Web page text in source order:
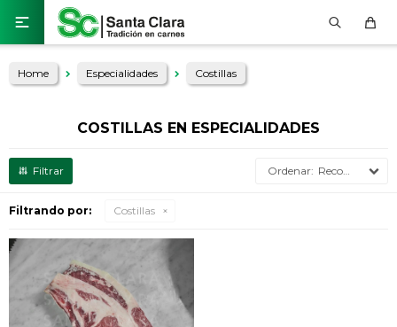

Home Especialidades Costillas
COSTILLAS EN ESPECIALIDADES
Recomendados
Filtrando por: Costillas